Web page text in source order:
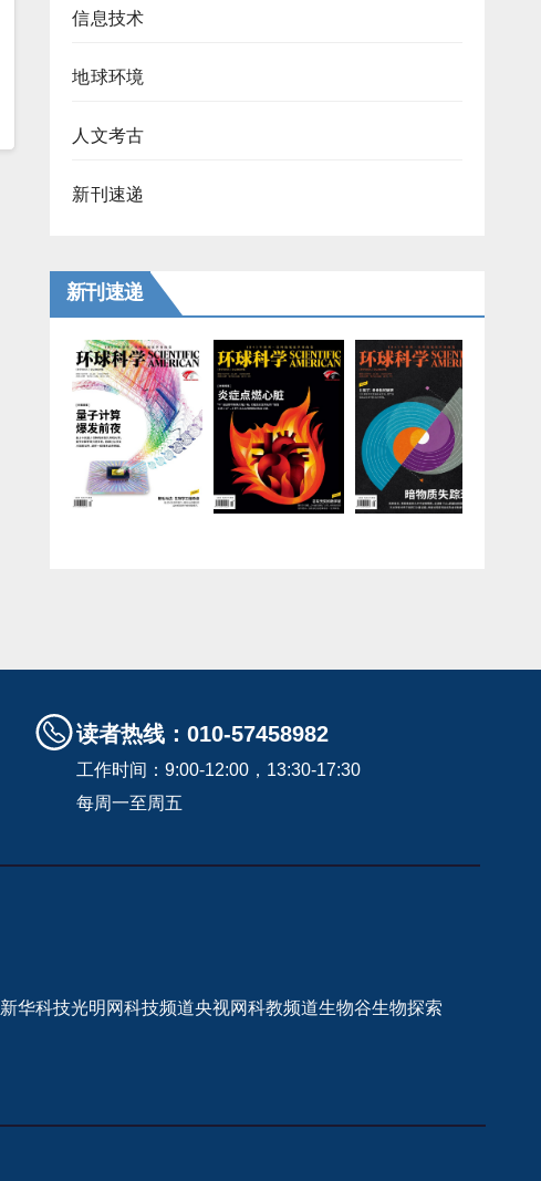
信息技术
地球环境
人文考古
新刊速递
新刊速递
读者热线：010-57458982
工作时间：9:00-12:00，13:30-17:30
每周一至周五
新华科技光明网科技频道央视网科教频道生物谷生物探索